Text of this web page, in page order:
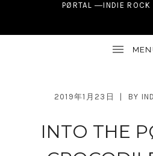
PØRTAL ―INDIE ROCK
INTO THE
2019年1月23日 BY